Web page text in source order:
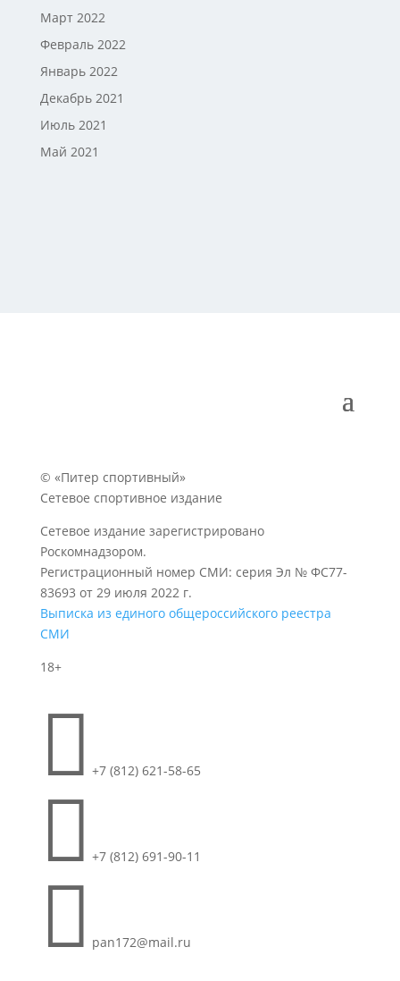
Март 2022
Февраль 2022
Январь 2022
Декабрь 2021
Июль 2021
Май 2021
© «Питер спортивный»
Сетевое спортивное издание
Сетевое издание зарегистрировано
Роскомнадзором.
Регистрационный номер СМИ: серия Эл № ФС77-
83693 от 29 июля 2022 г.
Выписка из единого общероссийского реестра
СМИ
18+
 +7 (812) 621-58-65
 +7 (812) 691-90-11
 pan172@mail.ru